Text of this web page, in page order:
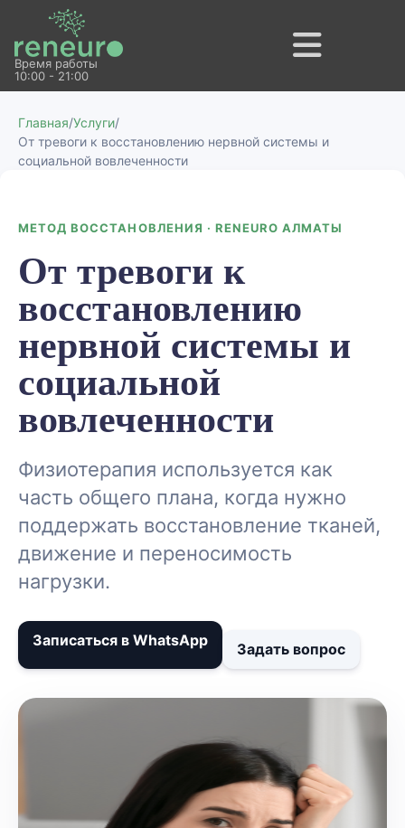
Время работы
10:00 - 21:00
Главная/Услуги/
От тревоги к восстановлению нервной системы и
социальной вовлеченности
МЕТОД ВОССТАНОВЛЕНИЯ · RENEURO АЛМАТЫ
От тревоги к
восстановлению
нервной системы и
социальной
вовлеченности
Физиотерапия используется как
часть общего плана, когда нужно
поддержать восстановление тканей,
движение и переносимость
нагрузки.
Записаться в WhatsApp Задать вопрос